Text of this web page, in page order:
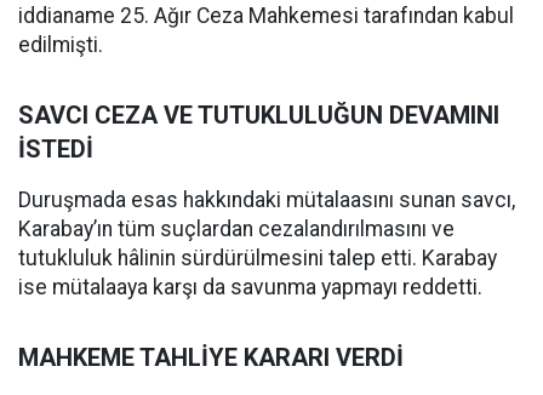
iddianame 25. Ağır Ceza Mahkemesi tarafından kabul
edilmişti.
SAVCI CEZA VE TUTUKLULUĞUN DEVAMINI
İSTEDİ
Duruşmada esas hakkındaki mütalaasını sunan savcı,
Karabay’ın tüm suçlardan cezalandırılmasını ve
tutukluluk hâlinin sürdürülmesini talep etti. Karabay
ise mütalaaya karşı da savunma yapmayı reddetti.
MAHKEME TAHLİYE KARARI VERDİ